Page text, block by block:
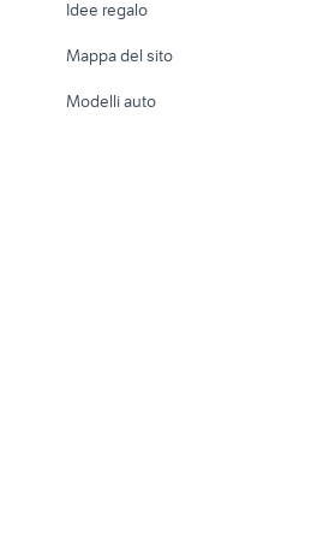
annunci genova
Garage e box
Loft, mansarde e
Idee regalo
Mappa del sito
Modelli auto